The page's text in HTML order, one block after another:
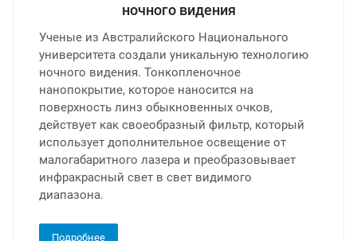
ночного видения
Ученые из Австралийского Национального
университета создали уникальную технологию
ночного видения. Тонкопленочное
нанопокрытие, которое наносится на
поверхность линз обыкновенных очков,
действует как своеобразный фильтр, который
использует дополнительное освещение от
малогабаритного лазера и преобразовывает
инфракрасный свет в свет видимого
диапазона.
Подробнее